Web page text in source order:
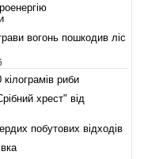
вогонь пошкодив ліс
риби
хрест" від
побутових відходів